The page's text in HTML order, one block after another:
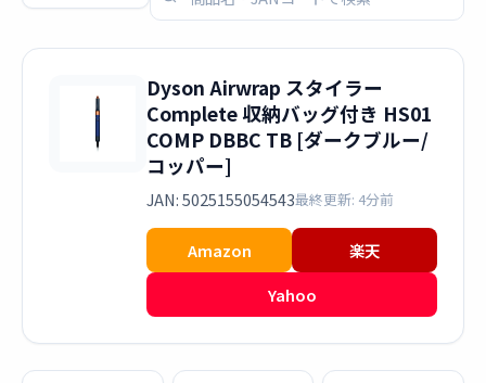
Dyson Airwrap スタイラー
Complete 収納バッグ付き HS01
COMP DBBC TB [ダークブルー/
コッパー]
JAN: 5025155054543最終更新: 4分前
Amazon
楽天
Yahoo